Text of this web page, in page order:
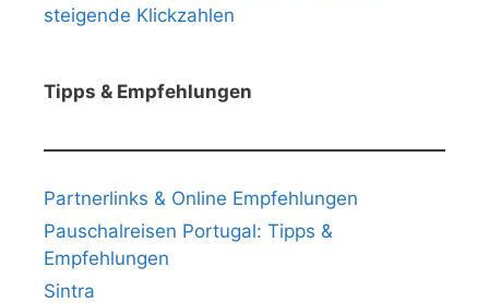
steigende Klickzahlen
Tipps & Empfehlungen
Partnerlinks & Online Empfehlungen
Pauschalreisen Portugal: Tipps &
Empfehlungen
Sintra